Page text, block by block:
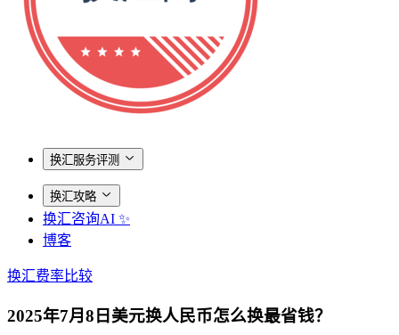
换汇服务评测
换汇攻略
换汇咨询AI ✨
博客
换汇费率比较
2025年7月8日美元换人民币怎么换最省钱？